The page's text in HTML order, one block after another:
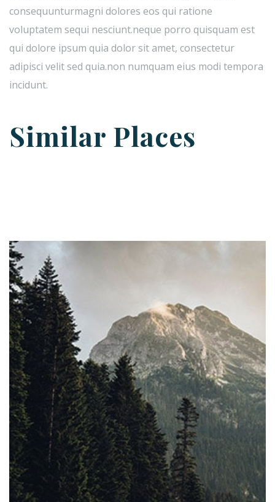
consequunturmagni dolores eos qui ratione
voluptatem sequi nesciunt.neque porro quisquam est
qui dolore ipsum quia dolor sit amet, consectetur
adipisci velit sed quia.non numquam eius modi tempora
incidunt.
Similar Places